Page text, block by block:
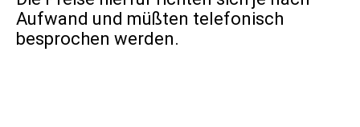
Aufwand und müßten telefonisch
besprochen werden.